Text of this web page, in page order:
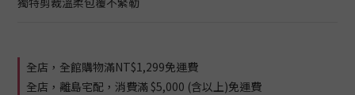
全店，全館購物滿NT$1,299免運費
全店，離島宅配，消費滿 $5,000 (含以上)免運費